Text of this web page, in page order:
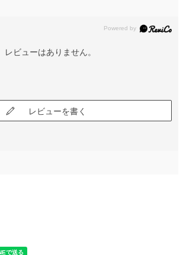
レビューはありません。
レビューを書く